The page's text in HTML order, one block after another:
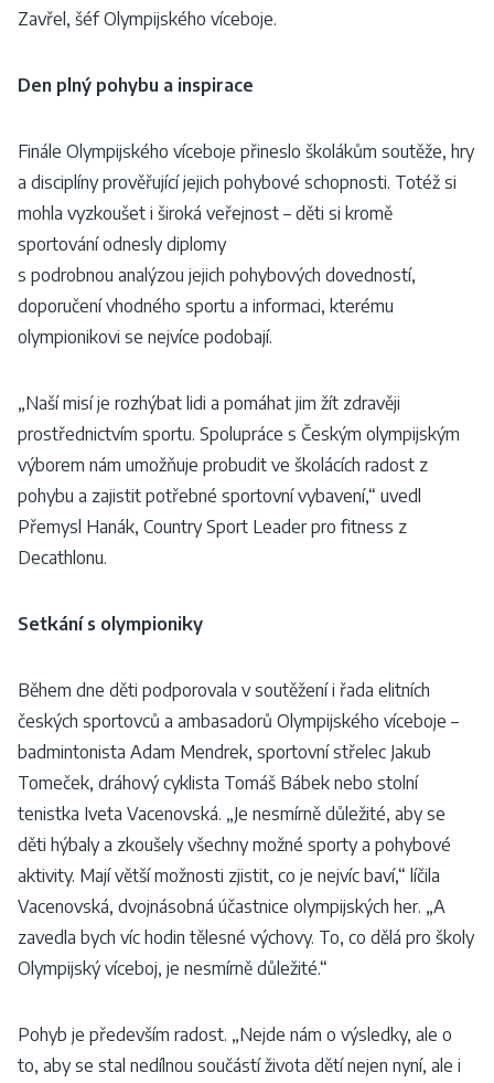
Zavřel, šéf Olympijského víceboje.
Den plný pohybu a inspirace
Finále Olympijského víceboje přineslo školákům soutěže, hry
a disciplíny prověřující jejich pohybové schopnosti. Totéž si
mohla vyzkoušet i široká veřejnost – děti si kromě
sportování odnesly diplomy
s podrobnou analýzou jejich pohybových dovedností,
doporučení vhodného sportu a informaci, kterému
olympionikovi se nejvíce podobají.
„Naší misí je rozhýbat lidi a pomáhat jim žít zdravěji
prostřednictvím sportu. Spolupráce s Českým olympijským
výborem nám umožňuje probudit ve školácích radost z
pohybu a zajistit potřebné sportovní vybavení,“ uvedl
Přemysl Hanák, Country Sport Leader pro fitness z
Decathlonu.
Setkání s olympioniky
Během dne děti podporovala v soutěžení i řada elitních
českých sportovců a ambasadorů Olympijského víceboje –
badmintonista Adam Mendrek, sportovní střelec Jakub
Tomeček, dráhový cyklista Tomáš Bábek nebo stolní
tenistka Iveta Vacenovská. „Je nesmírně důležité, aby se
děti hýbaly a zkoušely všechny možné sporty a pohybové
aktivity. Mají větší možnosti zjistit, co je nejvíc baví,“ líčila
Vacenovská, dvojnásobná účastnice olympijských her. „A
zavedla bych víc hodin tělesné výchovy. To, co dělá pro školy
Olympijský víceboj, je nesmírně důležité.“
Pohyb je především radost. „Nejde nám o výsledky, ale o
to, aby se stal nedílnou součástí života dětí nejen nyní, ale i